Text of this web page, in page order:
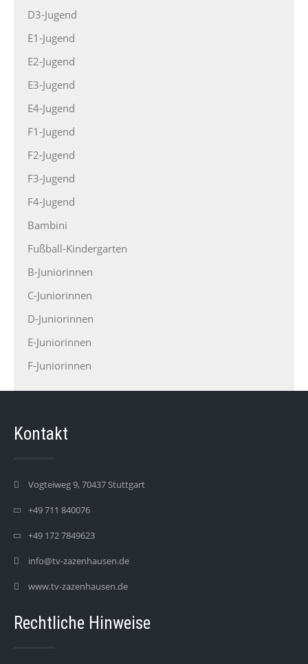
D3-Jugend
E1-Jugend
E2-Jugend
E3-Jugend
E4-Jugend
F1-Jugend
F2-Jugend
F3-Jugend
F4-Jugend
Bambini
Fußball-Kindergarten
B-Juniorinnen
C-Juniorinnen
D-Juniorinnen
E-Juniorinnen
F-Juniorinnen
Kontakt
Vogteiweg 9, 70437 Stuttgart
+49 711 840076
+49 172 7849623
info@tv-zazenhausen.de
www.tv-zazenhausen.de
Rechtliche Hinweise